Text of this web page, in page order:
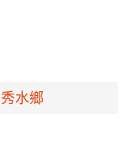
秀水鄉